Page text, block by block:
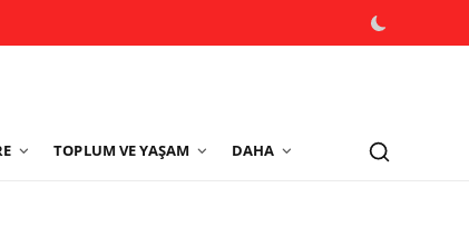
TOPLUM VE YAŞAM DAHA